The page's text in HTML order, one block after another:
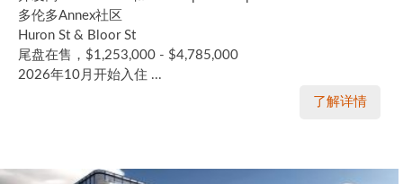
多伦多Annex社区
Huron St & Bloor St
尾盘在售，$1,253,000 - $4,785,000
2026年10月开始入住 ...
了解详情